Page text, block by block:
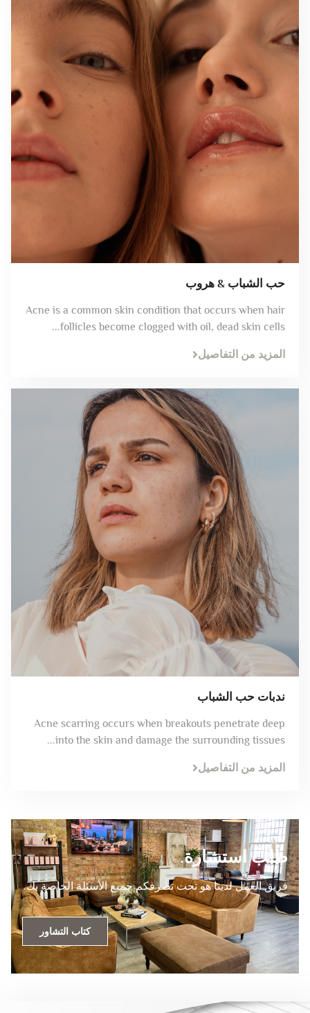
حب الشباب & هروب
Acne is a common skin condition that occurs when hair
follicles become clogged with oil, dead skin cells...
المزيد من التفاصيل
ندبات حب الشباب
Acne scarring occurs when breakouts penetrate deep
into the skin and damage the surrounding tissues...
المزيد من التفاصيل
طلب استشارة.
فريق العمل لدينا هو تحت تصرفكم جميع الأسئلة الخاصة بك.
كتاب التشاور